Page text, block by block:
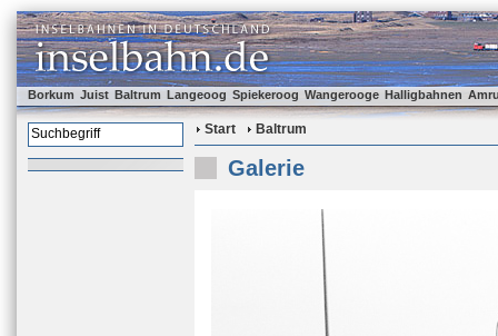
Borkum Juist Baltrum Langeoog Spiekeroog Wangerooge Halligbahnen
Start Baltrum
Galerie